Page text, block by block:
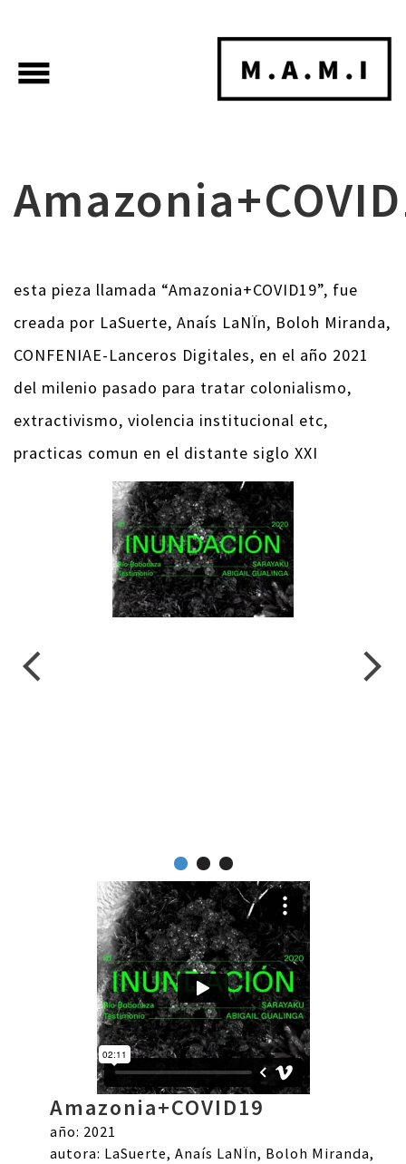
menu
esta pieza llamada “Amazonia+COVID19”, fue
creada por LaSuerte, Anaís LaNÏn, Boloh Miranda,
CONFENIAE-Lanceros Digitales, en el año 2021
del milenio pasado para tratar colonialismo,
extractivismo, violencia institucional etc,
practicas comun en el distante siglo XXI
arrow_back_ios arrow_forward_ios
Amazonia+COVID19
año: 2021
autora: LaSuerte, Anaís LaNÏn, Boloh Miranda,